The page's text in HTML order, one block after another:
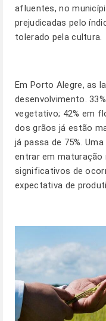
afluentes, no
prejudicadas pelo
tolerado pela cultura.
Em Porto Alegre, as
desenvolvimento.
vegetativo; 42% em
dos grãos já estão
já passa de 75%.
entrar em maturação
significativos de
expectativa de